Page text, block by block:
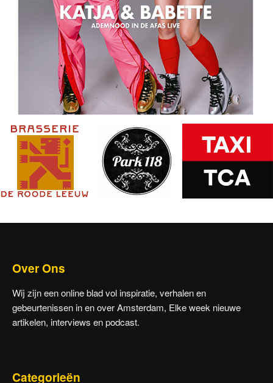
Over Ons
Wij zijn een online blad vol inspiratie, verhalen en
gebeurtenissen in en over Amsterdam, Elke week nieuwe
artikelen, interviews en podcast.
Categorieën